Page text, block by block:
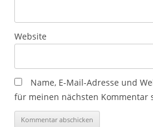
Website
Name, E-Mail-Adresse und
für meinen nächsten Kommentar